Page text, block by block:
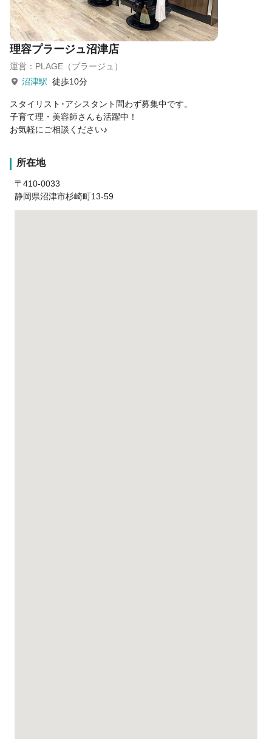
理容プラージュ沼津店
運営：PLAGE（プラージュ）
沼津駅 徒歩10分
スタイリスト･アシスタント問わず募集中です。
子育て理・美容師さんも活躍中！
お気軽にご相談ください♪
所在地
〒410-0033
静岡県沼津市杉崎町13-59